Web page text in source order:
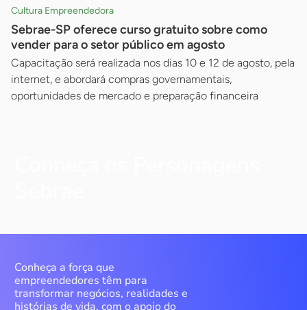
Cultura Empreendedora
Sebrae-SP oferece curso gratuito sobre como
vender para o setor público em agosto
Capacitação será realizada nos dias 10 e 12 de agosto, pela
internet, e abordará compras governamentais,
oportunidades de mercado e preparação financeira
Conheça a força que
empreendedores têm para
transformar negócios, realidades e
histórias de vida, com o apoio do